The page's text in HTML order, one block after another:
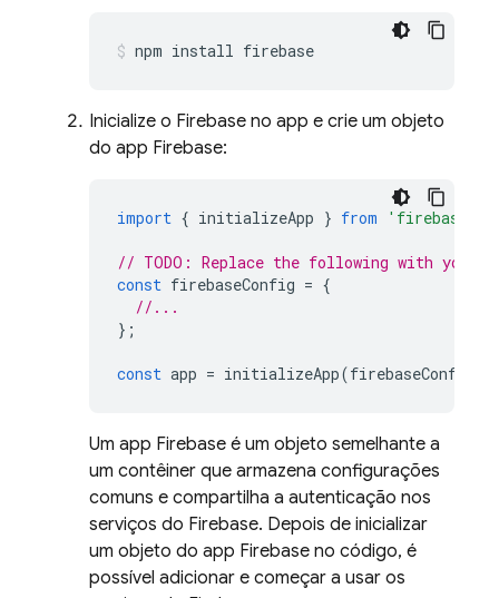
npm install firebase
Inicialize o Firebase no app e crie um objeto
do app Firebase:
import { initializeApp } from 'firebase/
// TODO: Replace the following with your
const firebaseConfig = {
//...
};
const app = initializeApp(firebaseConfig
Um app Firebase é um objeto semelhante a
um contêiner que armazena configurações
comuns e compartilha a autenticação nos
serviços do Firebase. Depois de inicializar
um objeto do app Firebase no código, é
possível adicionar e começar a usar os